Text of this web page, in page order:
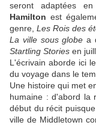
seront adaptées
Hamilton est
genre, Les Rois des
La ville sous globe a
Startling Stories en
L'écrivain aborde ici
du voyage dans le
Une histoire qui met
humaine : d'abord la
début du récit
ville de Middletown